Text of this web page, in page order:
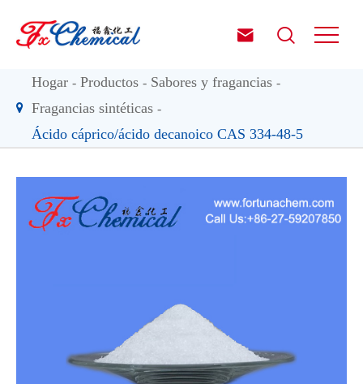
 
Hogar Productos
Sabores y fragancias
Fragancias sintéticas
Ácido cáprico/ácido decanoico CAS 334-48-5